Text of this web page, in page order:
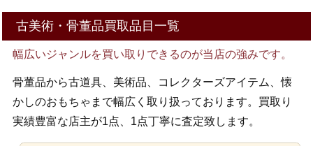
古美術・骨董品買取品目一覧
幅広いジャンルを買い取りできるのが当店の強みです。
骨董品から古道具、美術品、コレクターズアイテム、懐
かしのおもちゃまで幅広く取り扱っております。買取り
実績豊富な店主が1点、1点丁寧に査定致します。